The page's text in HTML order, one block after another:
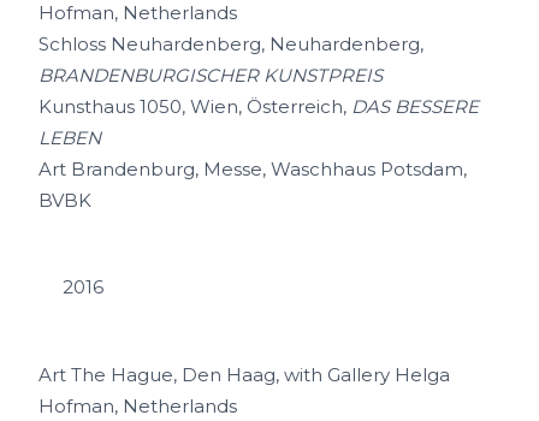
Hofman, Netherlands
Schloss Neuhardenberg, Neuhardenberg,
BRANDENBURGISCHER KUNSTPREIS
Kunsthaus 1050, Wien, Österreich, DAS BESSERE
LEBEN
Art Brandenburg, Messe, Waschhaus Potsdam,
BVBK
2016
Art The Hague, Den Haag, with Gallery Helga
Hofman, Netherlands